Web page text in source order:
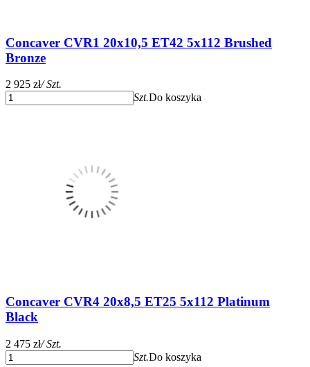
Concaver CVR1 20x10,5 ET42 5x112 Brushed
Bronze
2 925 zł/ Szt.
Szt.Do koszyka
Concaver CVR4 20x8,5 ET25 5x112 Platinum
Black
2 475 zł/ Szt.
Szt.Do koszyka